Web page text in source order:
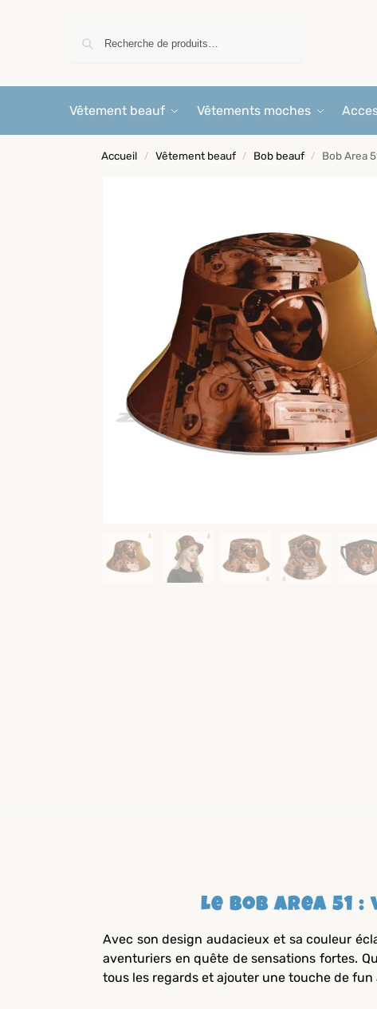
Vêtement beauf Vêtements moches
Accueil / Vêtement beauf / Bob beauf / Bob Area
Le Bob Area
Avec son design audacieux et sa couleur
aventuriers en quête de sensations fortes.
tous les regards et ajouter une touche de fun